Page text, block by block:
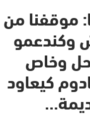
موقفنا من
وكندعمو
وخاص
كيعاود